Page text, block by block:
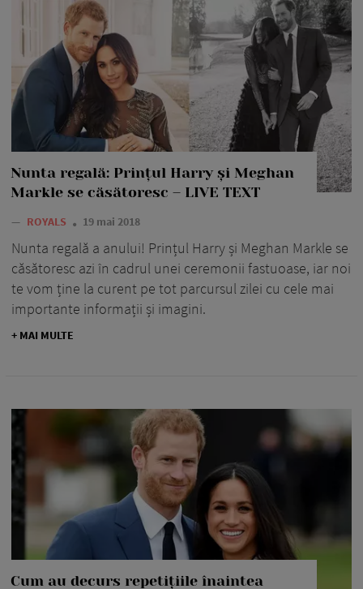
Nunta regală: Prințul Harry și Meghan
Markle se căsătoresc – LIVE TEXT
— ROYALS 19 mai 2018
Nunta regală a anului! Prințul Harry și Meghan Markle se
căsătoresc azi în cadrul unei ceremonii fastuoase, iar noi
te vom ține la curent pe tot parcursul zilei cu cele mai
importante informații și imagini.
+ MAI MULTE
Cum au decurs repetițiile înaintea